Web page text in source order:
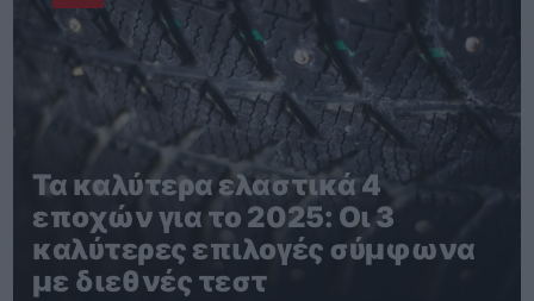
Τα καλύτερα ελαστικά 4
εποχών για το 2025: Οι 3
καλύτερες επιλογές σύμφωνα
με διεθνές τεστ